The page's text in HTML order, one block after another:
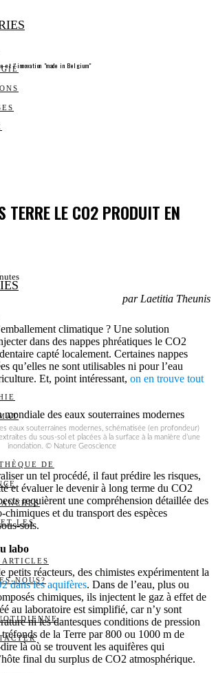
DE
LES
NOUS?
et l’innovation "made in Belgium"
TERRE LE CO2 PRODUIT EN
par Laetitia Theunis
climatique ? Une solution
dans des nappes phréatiques le CO2
capté localement. Certaines nappes
qu’elles ne sont utilisables ni pour l’eau
Et, point intéressant, on en trouve tout
eaux souterraines modernes, schématisée (en profondeur)
du sous-sol et placées à la surface à la manière d’une
inondation. © Nature Geoscience
un tel procédé, il faut prédire les risques,
et évaluer le devenir à long terme du CO2
requièrent une compréhension détaillée des
et du transport des espèces
sols.
labo
petits réacteurs, des chimistes expérimentent la
dans les aquifères. Dans de l’eau, plus ou
chimiques, ils injectent le gaz à effet de
au laboratoire est simplifié, car n’y sont
ni les dantesques conditions de pression
de la Terre par 800 ou 1000 m de
là où se trouvent les aquifères qui
final du surplus de CO2 atmosphérique.